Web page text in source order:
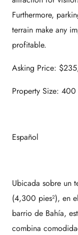
Furthermore,
terrain make any
profitable.
Asking Price:
Property Size:
Español
Ubicada sobre un
(4,300 pies²), en
barrio de Bahía,
combina